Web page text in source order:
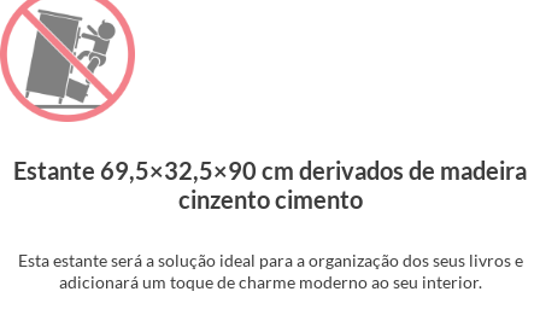
Estante 69,5×32,5×90 cm derivados de madeira
cinzento cimento
Esta estante será a solução ideal para a organização dos seus livros e
adicionará um toque de charme moderno ao seu interior.